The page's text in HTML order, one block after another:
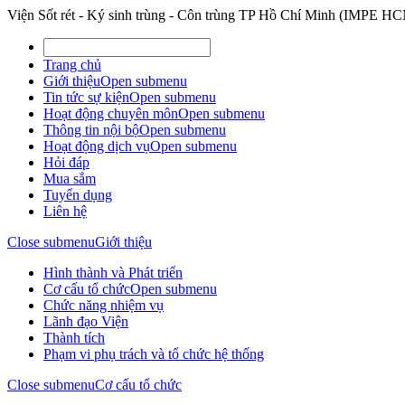
Viện Sốt rét - Ký sinh trùng - Côn trùng TP Hồ Chí Minh (IMPE
Trang chủ
Giới thiệuOpen submenu
Tin tức sự kiệnOpen submenu
Hoạt động chuyên mônOpen submenu
Thông tin nội bộOpen submenu
Hoạt động dịch vụOpen submenu
Hỏi đáp
Mua sắm
Tuyển dụng
Liên hệ
Close submenuGiới thiệu
Hình thành và Phát triển
Cơ cấu tổ chứcOpen submenu
Chức năng nhiệm vụ
Lãnh đạo Viện
Thành tích
Phạm vi phụ trách và tổ chức hệ thống
Close submenuCơ cấu tổ chức